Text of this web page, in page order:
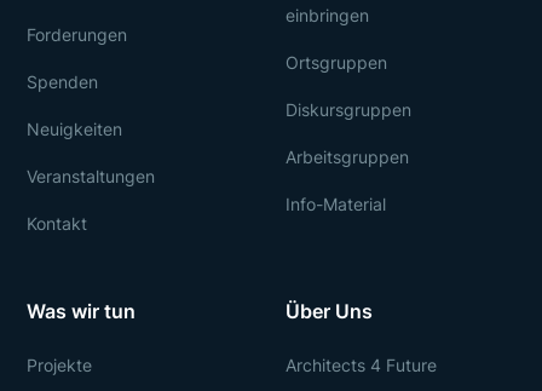
Forderungen
Spenden
Neuigkeiten
Veranstaltungen
Kontakt
einbringen
Ortsgruppen
Diskursgruppen
Arbeitsgruppen
Info-Material
Was wir tun
Projekte
Über Uns
Architects 4 Future